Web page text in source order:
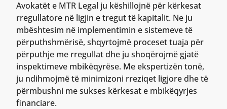
Avokatët e MTR Legal ju këshillojnë për kërkesat
rregullatore në ligjin e tregut të kapitalit. Ne ju
mbështesim në implementimin e sistemeve të
përputhshmërisë, shqyrtojmë proceset tuaja për
përputhje me rregullat dhe ju shoqërojmë gjatë
inspektimeve mbikëqyrëse. Me ekspertizën tonë,
ju ndihmojmë të minimizoni rreziqet ligjore dhe të
përmbushni me sukses kërkesat e mbikëqyrjes
financiare.